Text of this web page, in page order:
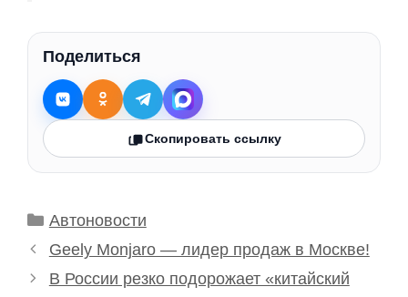
Поделиться
Скопировать ссылку
Рубрики
Автоновости
Geely Monjaro — лидер продаж в Москве!
В России резко подорожает «китайский